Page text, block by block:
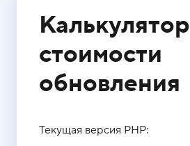
Калькулятор
стоимости
обновления
Текущая версия PHP: